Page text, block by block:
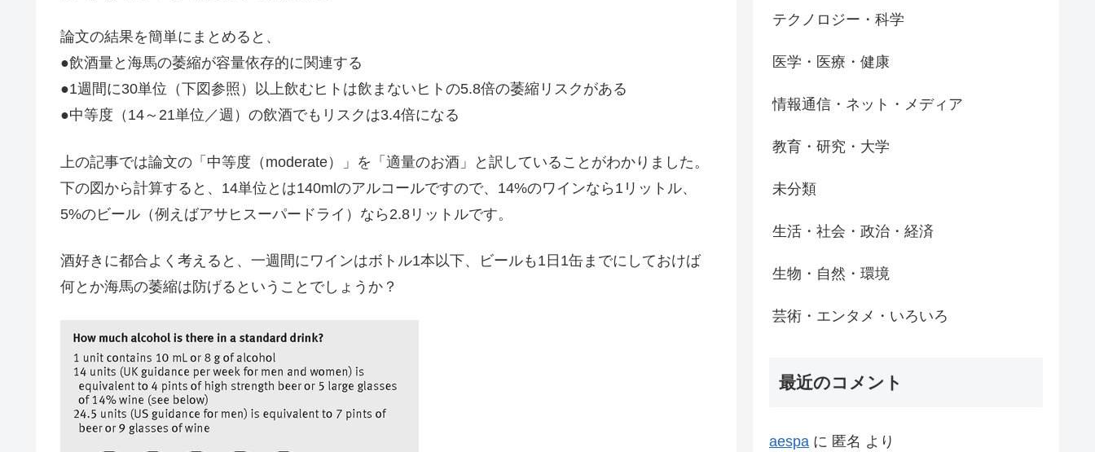
論文の結果を簡単にまとめると、
●飲酒量と海馬の萎縮が容量依存的に関連する
●1週間に30単位（下図参照）以上飲むヒトは飲まないヒトの5.8倍の萎縮リスクがある
●中等度（14～21単位／週）の飲酒でもリスクは3.4倍になる
上の記事では論文の「中等度（moderate）」を「適量のお酒」と訳していることがわかりました。
下の図から計算すると、14単位とは140mlのアルコールですので、14%のワインなら1リットル、
5%のビール（例えばアサヒスーパードライ）なら2.8リットルです。
酒好きに都合よく考えると、一週間にワインはボトル1本以下、ビールも1日1缶までにしておけば
何とか海馬の萎縮は防げるということでしょうか？
テクノロジー・科学
医学・医療・健康
情報通信・ネット・メディア
教育・研究・大学
未分類
生活・社会・政治・経済
生物・自然・環境
芸術・エンタメ・いろいろ
最近のコメント
aespa に 匿名 より